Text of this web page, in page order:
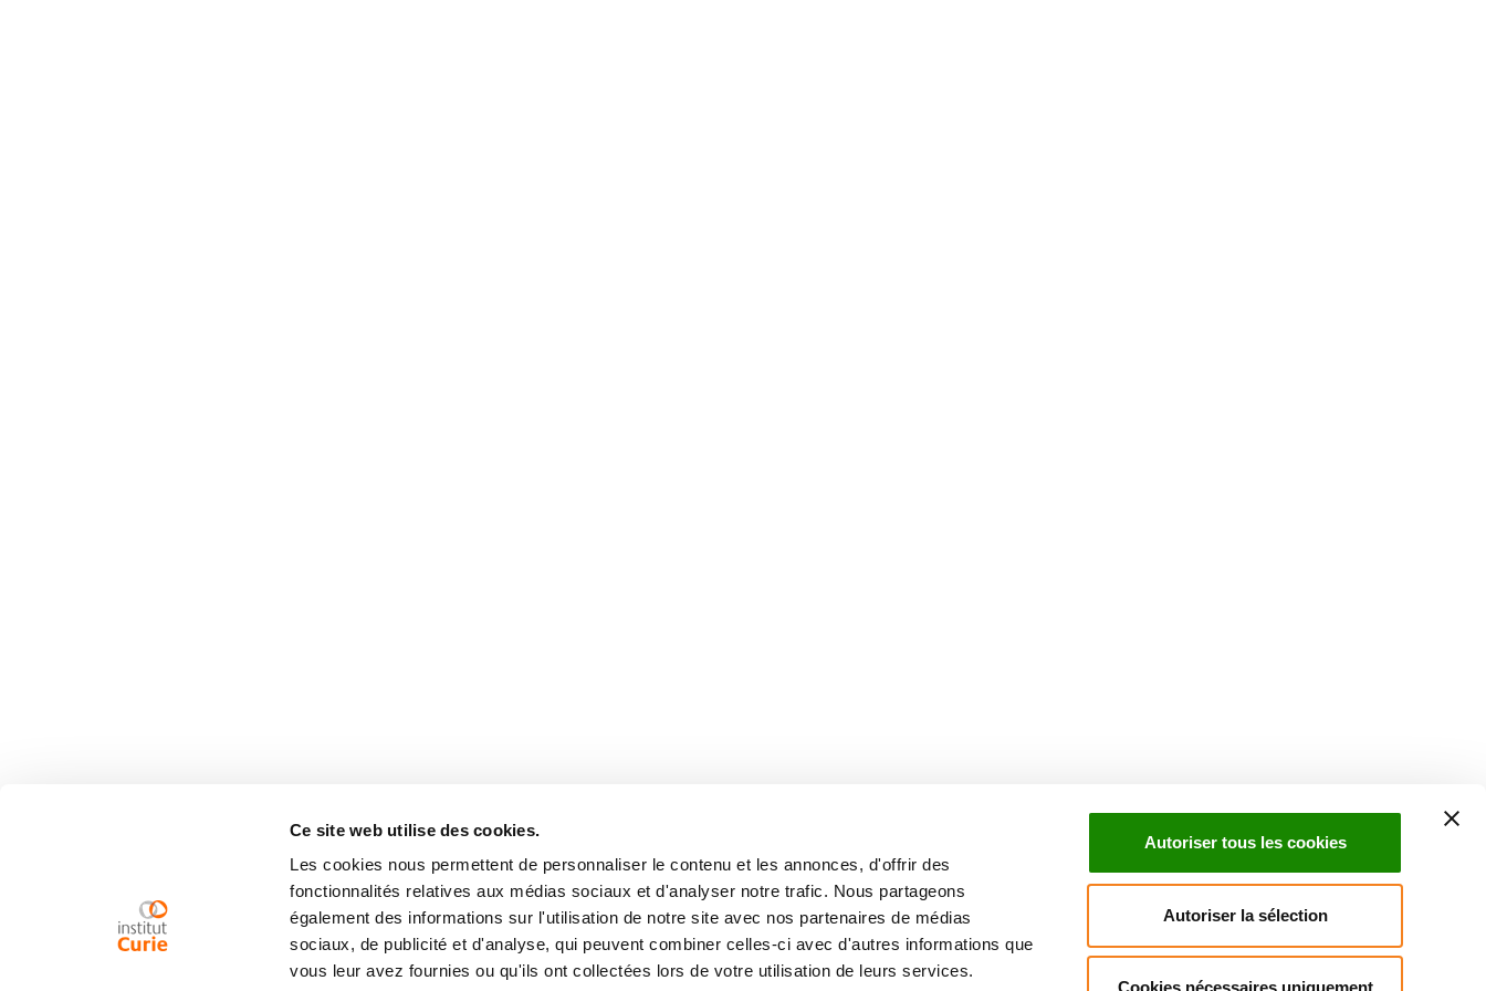
Ce site web utilise des cookies.
Les cookies nous permettent de personnaliser le contenu et les annonces, d'offrir des
fonctionnalités relatives aux médias sociaux et d'analyser notre trafic. Nous partageons
également des informations sur l'utilisation de notre site avec nos partenaires de médias
sociaux, de publicité et d'analyse, qui peuvent combiner celles-ci avec d'autres informations que
vous leur avez fournies ou qu'ils ont collectées lors de votre utilisation de leurs services.
Autoriser tous les cookies
Autoriser la sélection
Cookies nécessaires uniquement